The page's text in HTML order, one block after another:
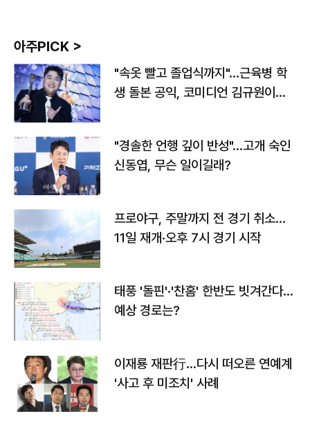
아주PICK >
"속옷 빨고 졸업식까지"…근육병 학
생 돌본 공익, 코미디언 김규원이었
"경솔한 언행 깊이 반성"…고개 숙인
신동엽, 무슨 일이길래?
프로야구, 주말까지 전 경기 취소…
11일 재개·오후 7시 경기 시작
태풍 '돌핀'·'찬홈' 한반도 빗겨간다…
예상 경로는?
이재룡 재판行…다시 떠오른 연예계
'사고 후 미조치' 사례